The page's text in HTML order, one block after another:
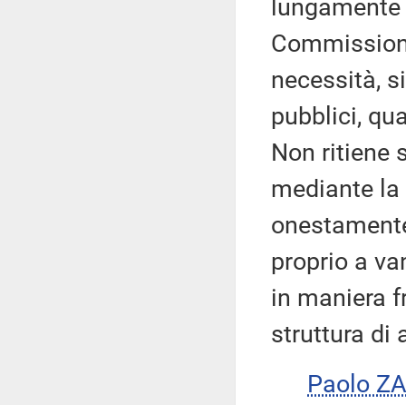
necessità,
pubblici,
Non ritiene
mediante
proprio a
in maniera
struttura di
Paolo